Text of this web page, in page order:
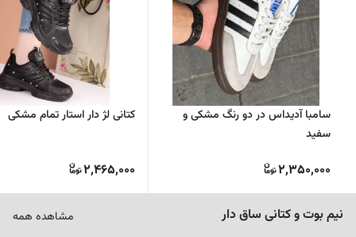
سامبا آدیداس در دو رنگ مشکی و
سفید
2,350,000
کتانی لژ دار استار تمام مشکی
2,465,000
نیم بوت و کتانی ساق دار مشاهده همه